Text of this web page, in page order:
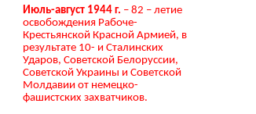
Июль-август 1944 г. – 82 – летие
освобождения Рабоче-
Крестьянской Красной Армией, в
результате 10- и Сталинских
Ударов, Советской Белоруссии,
Советской Украины и Советской
Молдавии от немецко-
фашистских захватчиков.